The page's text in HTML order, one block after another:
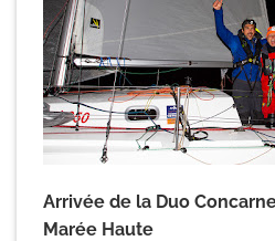
Arrivée de la Duo
Marée Haute